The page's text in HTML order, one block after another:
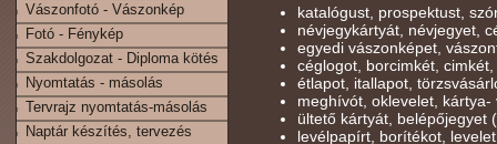
Vászonfotó - Vászonkép
Fotó - Fénykép
Szakdolgozat - Diploma kötés
Nyomtatás - másolás
Tervrajz nyomtatás-másolás
Naptár készítés, tervezés
katalógust, prospektust,
névjegykártyát, névjegyet,
egyedi vászonképet,
céglogot, borcimkét,
étlapot, itallapot,
meghívót, oklevelet,
ültető kártyát, belépőjegyet
levélpapírt, borítékot,